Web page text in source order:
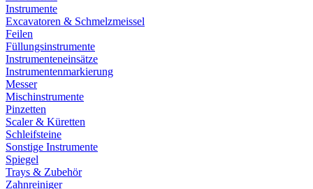
Instrumente
Excavatoren & Schmelzmeissel
Feilen
Füllungsinstrumente
Instrumenteneinsätze
Instrumentenmarkierung
Messer
Mischinstrumente
Pinzetten
Scaler & Küretten
Schleifsteine
Sonstige Instrumente
Spiegel
Trays & Zubehör
Zahnreiniger